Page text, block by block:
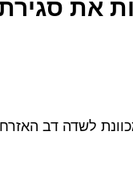
לשדה דב האזרחי